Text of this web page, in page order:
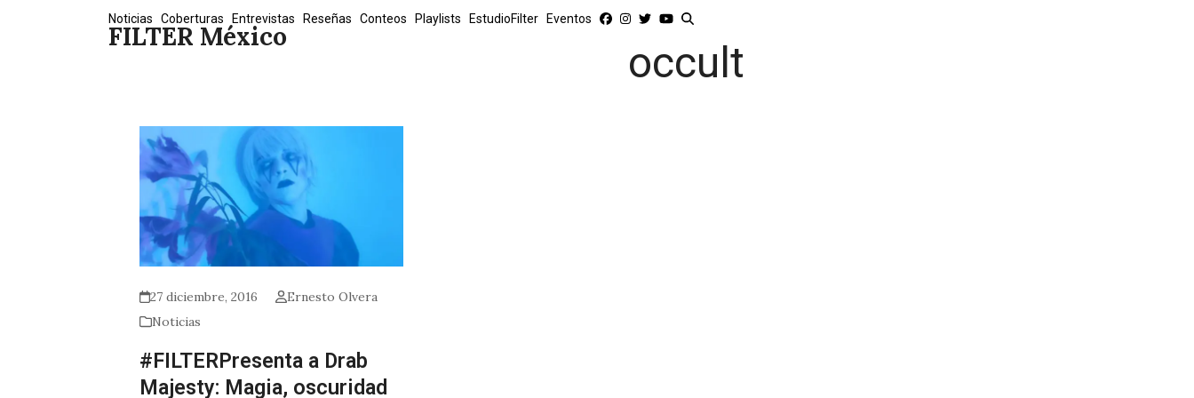
FILTER México
Noticias Coberturas Entrevistas Reseñas Conteos Playlists EstudioFilter Eventos
occult
27 diciembre, 2016
Ernesto Olvera
Noticias
#FILTERPresenta a Drab
Majesty: Magia, oscuridad